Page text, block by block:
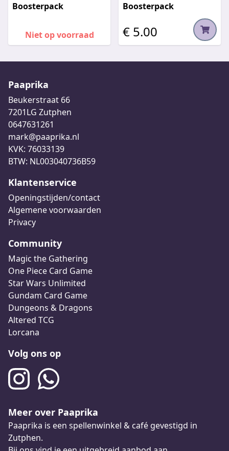
Boosterpack
Niet op voorraad
Boosterpack
€ 5.00
Paaprika
Beukerstraat 66
7201LG Zutphen
0647631261
mark@paaprika.nl
KVK: 76033139
BTW: NL003040736B59
Klantenservice
Openingstijden/contact
Algemene voorwaarden
Privacy
Community
Magic the Gathering
One Piece Card Game
Star Wars Unlimited
Gundam Card Game
Dungeons & Dragons
Altered TCG
Lorcana
Volg ons op
Meer over Paaprika
Paaprika is een spellenwinkel & café gevestigd in
Zutphen.